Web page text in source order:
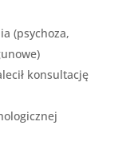
(psychoza,
konsultację